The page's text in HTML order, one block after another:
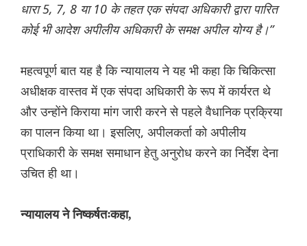
धारा 5, 7, 8 या 10 के तहत एक संपदा अधिकारी द्वारा पारित
कोई भी आदेश अपीलीय अधिकारी के समक्ष अपील योग्य है।”
महत्वपूर्ण बात यह है कि न्यायालय ने यह भी कहा कि चिकित्सा
अधीक्षक वास्तव में एक संपदा अधिकारी के रूप में कार्यरत थे
और उन्होंने किराया मांग जारी करने से पहले वैधानिक प्रक्रिया
का पालन किया था। इसलिए, अपीलकर्ता को अपीलीय
प्राधिकारी के समक्ष समाधान हेतु अनुरोध करने का निर्देश देना
उचित ही था।
न्यायालय ने निष्कर्षतःकहा,